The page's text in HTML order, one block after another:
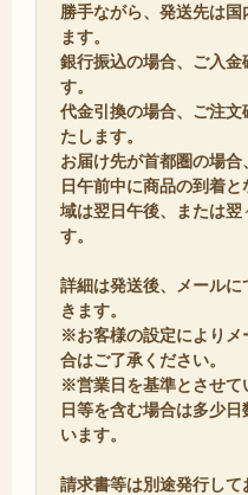
勝手ながら、発送先は
ます。
銀行振込の場合、ご入金
す。
代金引換の場合、ご注
たします。
お届け先が首都圏の場
日午前中に商品の到着
域は翌日午後、または翌
す。
詳細は発送後、メール
きます。
※お客様の設定によりメ
合はご了承ください。
※営業日を基準とさせて
日等を含む場合は多少
います。
請求書等は別途発行し